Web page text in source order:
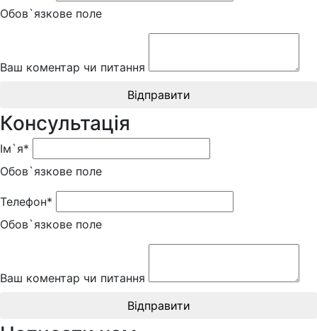
Обов`язкове поле
Ваш коментар чи питання
Відправити
Консультація
Ім`я*
Обов`язкове поле
Телефон*
Обов`язкове поле
Ваш коментар чи питання
Відправити